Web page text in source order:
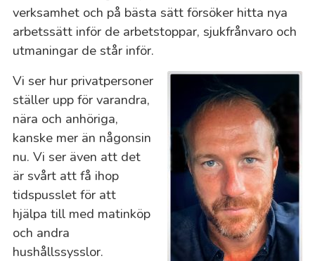
verksamhet och på bästa sätt försöker hitta nya
arbetssätt inför de arbetstoppar, sjukfrånvaro och
utmaningar de står inför.
Vi ser hur privatpersoner
ställer upp för varandra,
nära och anhöriga,
kanske mer än någonsin
nu. Vi ser även att det
är svårt att få ihop
tidspusslet för att
hjälpa till med matinköp
och andra
hushållssysslor.